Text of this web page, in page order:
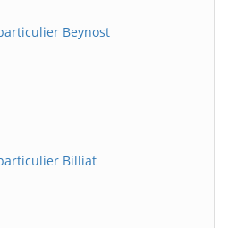
Beynost
Billiat